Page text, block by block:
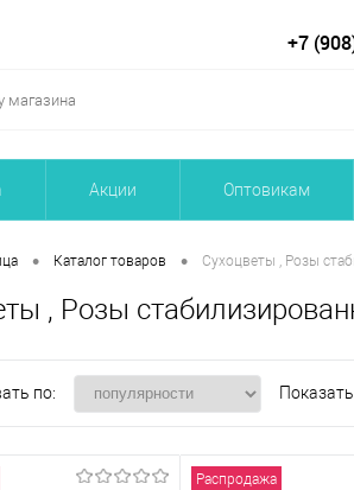
+7
Акции Оптовикам
• Каталог товаров • Сухоцветы , Розы
, Розы
по:
Распродажа